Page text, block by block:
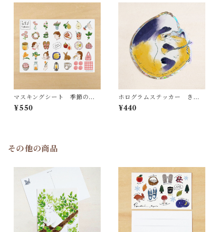
マスキングシート 季節のモ
チーフ 9月
¥550
ホログラムステッカー きつ
ね
¥440
その他の商品